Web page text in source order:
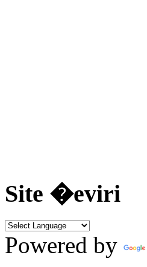
Site �eviri
Powered by